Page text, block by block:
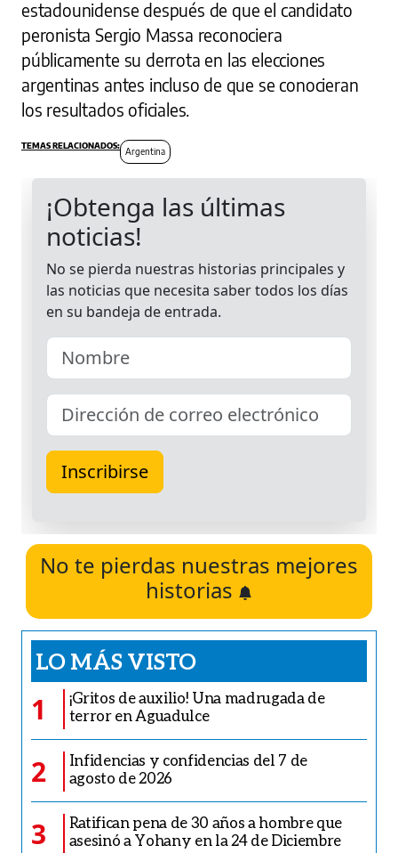
estadounidense después de que el candidato
peronista Sergio Massa reconociera
públicamente su derrota en las elecciones
argentinas antes incluso de que se conocieran
los resultados oficiales.
Argentina
No te pierdas nuestras mejores
historias
LO MÁS VISTO
1
¡Gritos de auxilio! Una madrugada de
terror en Aguadulce
2
Infidencias y confidencias del 7 de
agosto de 2026
3
Ratifican pena de 30 años a hombre que
asesinó a Yohany en la 24 de Diciembre